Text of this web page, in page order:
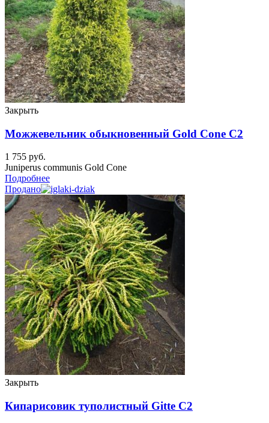
Закрыть
Можжевельник обыкновенный Gold Cone C2
1 755 руб.
Juniperus communis Gold Cone
Подробнее
Продано
Закрыть
Кипарисовик туполистный Gitte C2